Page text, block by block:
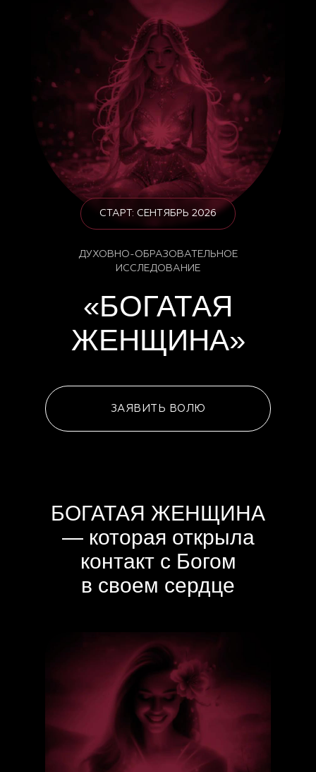
ЗАЯВИТЬ ВОЛЮ
«БОГАТАЯ
ЖЕНЩИНА»
ДУХОВНО-ОБРАЗОВАТЕЛЬНОЕ
ИССЛЕДОВАНИЕ
СТАРТ: СЕНТЯБРЬ 2026
БОГАТАЯ ЖЕНЩИНА
— которая открыла
контакт с Богом
в своем сердце